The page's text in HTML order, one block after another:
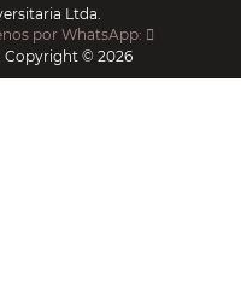
Ltda.
por WhatsApp:
Copyright © 2026